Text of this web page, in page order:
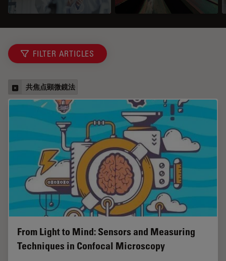
FILTER ARTICLES
共焦点顕微鏡法
From Light to Mind: Sensors and Measuring
Techniques in Confocal Microscopy